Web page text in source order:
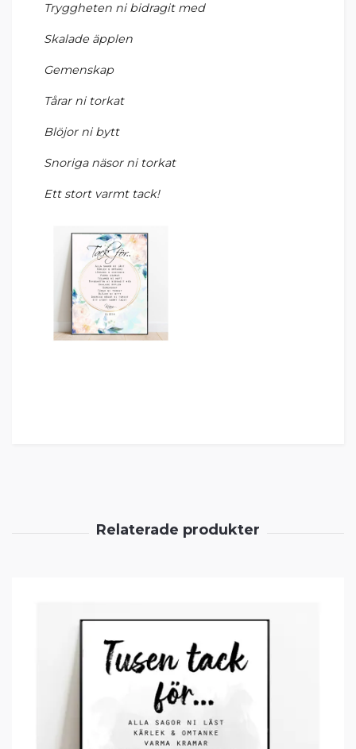
Tryggheten ni bidragit med
Skalade äpplen
Gemenskap
Tårar ni torkat
Blöjor ni bytt
Snoriga näsor ni torkat
Ett stort varmt tack!